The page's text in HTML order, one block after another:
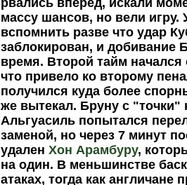
рвались вперед, искали
массу шансов, но вели
вспомнить разве что удар
заблокирован, и добивание
время. Второй тайм начался
что привело ко второму
получился куда более
же вытекал. Бруну с "точки"
Альгуасиль попытался
заменой, но через 7 минут
удаленХон Арамбуру,
на один. В меньшинстве
атаках, тогда как